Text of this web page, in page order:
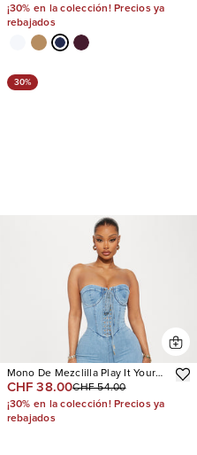
¡30% en la colección! Precios ya
rebajados
30%
Mono De Mezclilla Play It Your
Way
CHF 38.00CHF 54.00
¡30% en la colección! Precios ya
rebajados